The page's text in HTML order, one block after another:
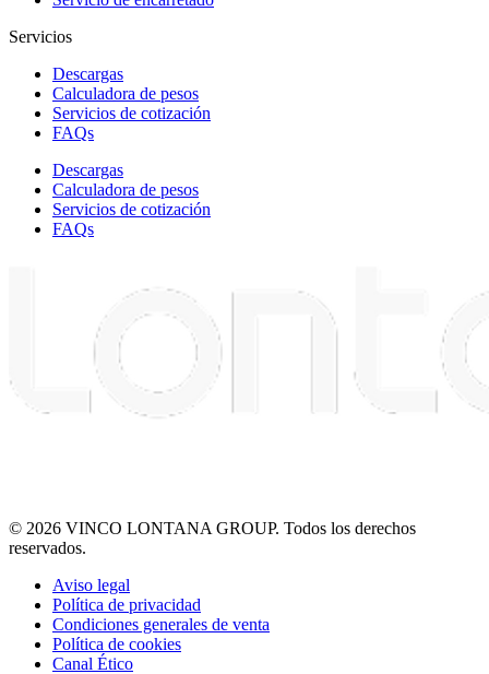
Servicios
Descargas
Calculadora de pesos
Servicios de cotización
FAQs
Descargas
Calculadora de pesos
Servicios de cotización
FAQs
© 2026 VINCO LONTANA GROUP. Todos los derechos
reservados.
Aviso legal
Política de privacidad
Condiciones generales de venta
Política de cookies
Canal Ético